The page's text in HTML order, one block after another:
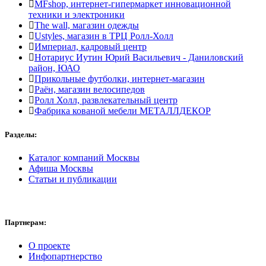
MFshop, интернет-гипермаркет инновационной
техники и электроники
The wall, магазин одежды
Ustyles, магазин в ТРЦ Ролл-Холл
Империал, кадровый центр
Нотариус Иутин Юрий Васильевич - Даниловский
район, ЮАО
Прикольные футболки, интернет-магазин
Раён, магазин велосипедов
Ролл Холл, развлекательный центр
Фабрика кованой мебели МЕТАЛЛДЕКОР
Разделы:
Каталог компаний Москвы
Афиша Москвы
Статьи и публикации
Партнерам:
О проекте
Инфопартнерство